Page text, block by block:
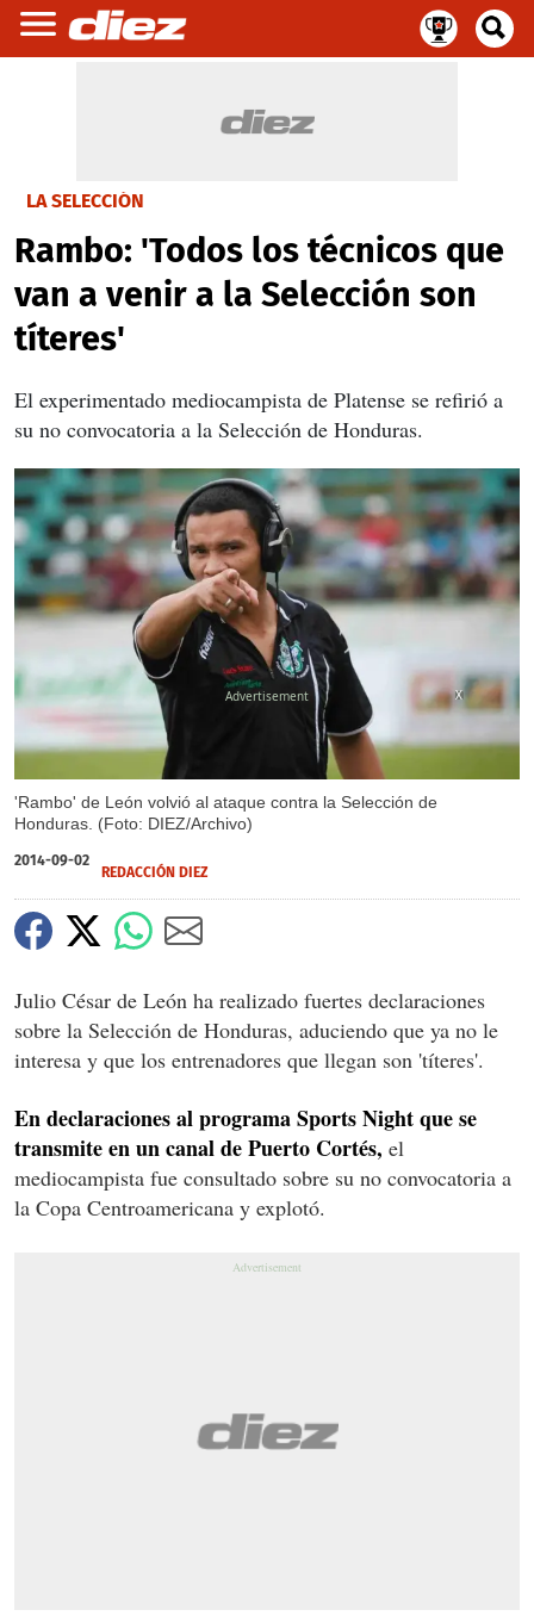
LA SELECCIÓN
Rambo: 'Todos los técnicos que
van a venir a la Selección son
títeres'
El experimentado mediocampista de Platense se refirió a
su no convocatoria a la Selección de Honduras.
'Rambo' de León volvió al ataque contra la Selección de
Honduras. (Foto: DIEZ/Archivo)
X
2014-09-02
REDACCIÓN DIEZ
Julio César de León ha realizado fuertes declaraciones
sobre la Selección de Honduras, aduciendo que ya no le
interesa y que los entrenadores que llegan son 'títeres'.
En declaraciones al programa Sports Night que se
transmite en un canal de Puerto Cortés, el
mediocampista fue consultado sobre su no convocatoria a
la Copa Centroamericana y explotó.